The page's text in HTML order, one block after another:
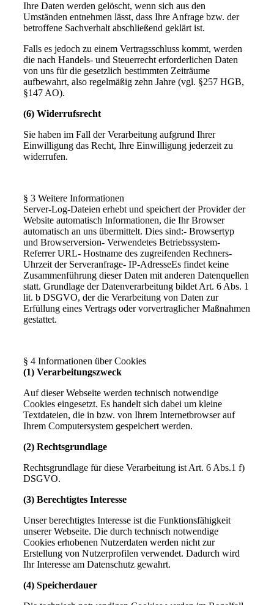
Ihre Daten werden gelöscht, wenn sich aus den
Umständen entnehmen lässt, dass Ihre Anfrage bzw. der
betroffene Sachverhalt abschließend geklärt ist.
Falls es jedoch zu einem Vertragsschluss kommt, werden
die nach Handels- und Steuerrecht erforderlichen Daten
von uns für die gesetzlich bestimmten Zeiträume
aufbewahrt, also regelmäßig zehn Jahre (vgl. §257 HGB,
§147 AO).
(6) Widerrufsrecht
Sie haben im Fall der Verarbeitung aufgrund Ihrer
Einwilligung das Recht, Ihre Einwilligung jederzeit zu
widerrufen.
§ 3 Weitere Informationen
Server-Log-Dateien erhebt und speichert der Provider der
Website automatisch Informationen, die Ihr Browser
automatisch an uns übermittelt. Dies sind:- Browsertyp
und Browserversion- Verwendetes Betriebssystem-
Referrer URL- Hostname des zugreifenden Rechners-
Uhrzeit der Serveranfrage- IP-AdresseEs findet keine
Zusammenführung dieser Daten mit anderen Datenquellen
statt. Grundlage der Datenverarbeitung bildet Art. 6 Abs. 1
lit. b DSGVO, der die Verarbeitung von Daten zur
Erfüllung eines Vertrags oder vorvertraglicher Maßnahmen
gestattet.
§ 4 Informationen über Cookies
(1) Verarbeitungszweck
Auf dieser Webseite werden technisch notwendige
Cookies eingesetzt. Es handelt sich dabei um kleine
Textdateien, die in bzw. von Ihrem Internetbrowser auf
Ihrem Computersystem gespeichert werden.
(2) Rechtsgrundlage
Rechtsgrundlage für diese Verarbeitung ist Art. 6 Abs.1 f)
DSGVO.
(3) Berechtigtes Interesse
Unser berechtigtes Interesse ist die Funktionsfähigkeit
unserer Webseite. Die durch technisch notwendige
Cookies erhobenen Nutzerdaten werden nicht zur
Erstellung von Nutzerprofilen verwendet. Dadurch wird
Ihr Interesse am Datenschutz gewahrt.
(4) Speicherdauer